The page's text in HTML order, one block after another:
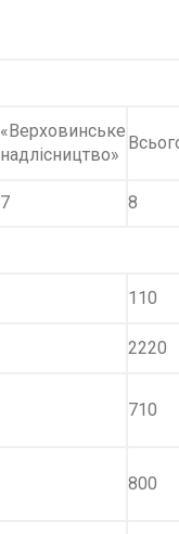
«Верховинське
надлісництво»
7 8
110
2220
710
800